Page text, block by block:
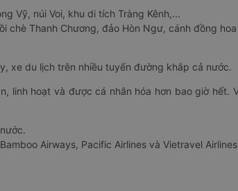
Vỹ, núi Voi, khu di tích Tràng Kênh,...
chè Thanh Chương, đảo Hòn Ngư, cánh đồng
xe du lịch trên nhiều tuyến đường khắp cả nước.
linh hoạt và được cá nhân hóa hơn bao giờ hết.
Airways, Pacific Airlines và Vietravel